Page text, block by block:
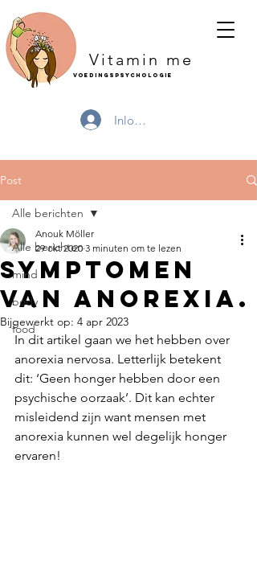
Vitamin me
Voedingspsychologie
Inloggen
Post
Alle berichten
mind
body
food
Alle berichten
symptomen
van anorexia.
Anouk Möller
29 okt 2020 3 minuten om te lezen
Bijgewerkt op: 4 apr 2023
In dit artikel gaan we het hebben over
anorexia nervosa. Letterlijk betekent
dit: ‘Geen honger hebben door een
psychische oorzaak’. Dit kan echter
misleidend zijn want mensen met
anorexia kunnen wel degelijk honger
ervaren!